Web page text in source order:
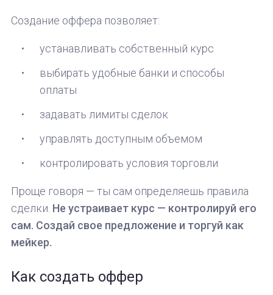
Создание оффера позволяет:
устанавливать собственный курс
выбирать удобные банки и способы
оплаты
задавать лимиты сделок
управлять доступным объемом
контролировать условия торговли
Проще говоря — ты сам определяешь правила
сделки. Не устраивает курс — контролируй его
сам. Создай свое предложение и торгуй как
мейкер.
Как создать оффер